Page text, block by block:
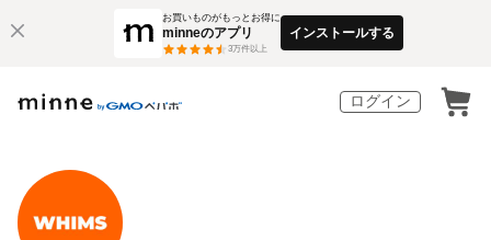
お買いものがもっとお得に
minneのアプリ
3万件以上
インストールする
ログイン